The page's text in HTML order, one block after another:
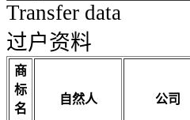
Transfer data
过户资料
商
标
名
自然人 公司